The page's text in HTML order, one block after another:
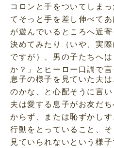
コロンと手をついてしま
てそっと手を差し伸べて
が遊んでいるところへ近
決めてみたり（いや、実
ですが）、男の子たちへ
か？」とヒーロー口調で言
息子の様子を見ていた夫
のかな、と心配そうに言い
夫は愛する息子がお友だ
からず、または恥ずかし
行動をとっていること、
見ていられないという様子